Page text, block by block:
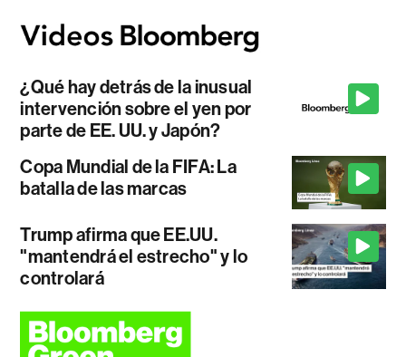
¿Qué hay detrás de la inusual
intervención sobre el yen por
parte de EE. UU. y Japón?
Copa Mundial de la FIFA: La
batalla de las marcas
Trump afirma que EE.UU.
"mantendrá el estrecho" y lo
controlará